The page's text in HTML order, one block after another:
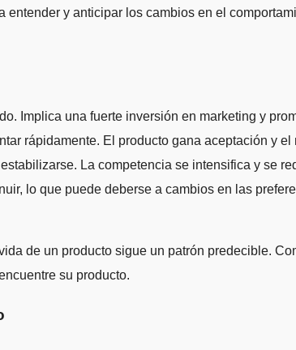
y anticipar los cambios en el
Implica una fuerte inversión en marketing y
rápidamente. El producto gana aceptación y
La competencia se intensifica y se
lo que puede deberse a cambios en las
de un producto sigue un patrón predecible.
su producto.